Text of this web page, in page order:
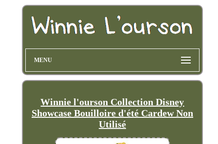
MENU
Winnie l'ourson Collection Disney
Showcase Bouilloire d'été Cardew Non
Utilisé